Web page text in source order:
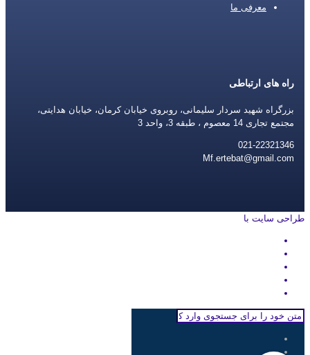
معرفی ما
راه های ارتباطی
بزرگراه شهید سردار سلیمانی، روبروی خیابان کرمان، خیابان هدایتی،
مجتمع تجاری 14 معصوم ، طبقه 3، واحد 3
021-22321346
Mf.ertebat@gmail.com
طراحی سایت با